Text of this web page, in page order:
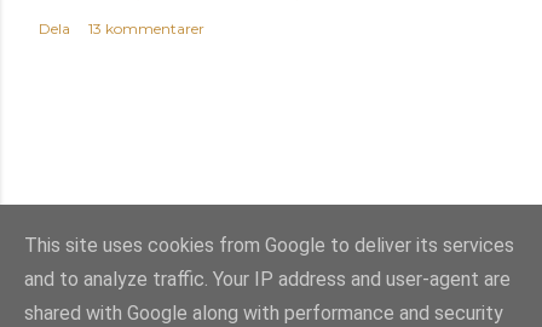
Dela 13 kommentarer
Använder Blogger
This site uses cookies from Google to deliver its services
and to analyze traffic. Your IP address and user-agent are
shared with Google along with performance and security